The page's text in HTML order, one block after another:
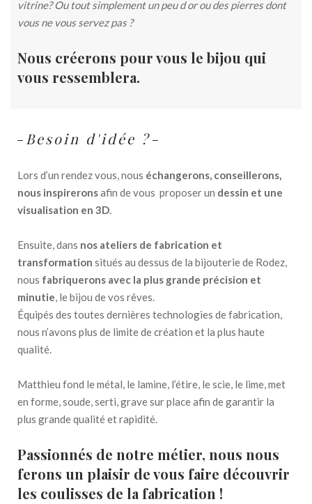
vitrine? Ou tout simplement un peu d or ou des pierres dont
vous ne vous servez pas ?
Nous créerons pour vous le bijou qui
vous ressemblera.
Besoin d'idée ?
Lors d’un rendez vous, nous échangerons, conseillerons,
nous inspireronsafin de vous proposer un dessin et une
visualisation en 3D.
Ensuite, dans nos ateliers de fabrication et
transformation situés au dessus de la bijouterie de Rodez,
nous fabriquerons avec la plus grande précision et
minutie, le bijou de vos rêves.
Équipés des toutes dernières technologies de fabrication,
nous n’avons plus de limite de création et la plus haute
qualité.
Matthieu fond le métal, le lamine, l’étire, le scie, le lime, met
en forme, soude, serti, grave sur place afin de garantir la
plus grande qualité et rapidité.
Passionnés de notre métier, nous nous
ferons un plaisir de vous faire découvrir
les coulisses de la fabrication !